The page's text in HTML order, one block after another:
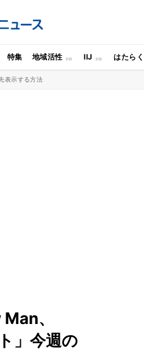
特集 地域活性 IIJ はたら
表示する方法
、
」今週の